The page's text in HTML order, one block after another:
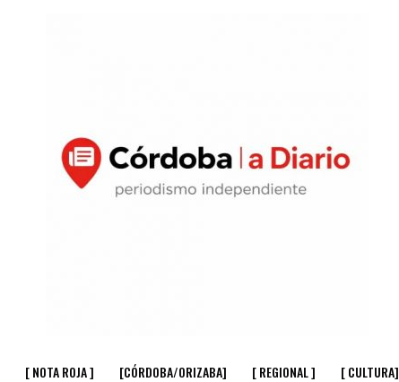
[ NOTA ROJA ] [CÓRDOBA/ORIZABA] [ REGIONAL ] [ CULTURA]